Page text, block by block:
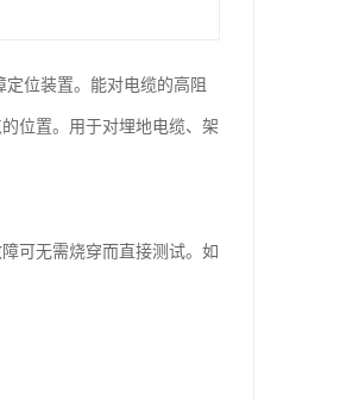
位装置。能对电缆的高阻
位置。用于对埋地电缆、架
可无需烧穿而直接测试。如